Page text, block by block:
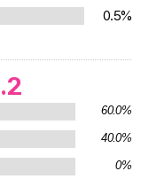
샬럿 브론테의 다른
, 스스로 생활을 꾸려
와 욕구 사이의 갈등.
에서 ‘여자가 한 남자
하는 게 가능한가?’라
19세기라는 점을 감안
인공인 셈이다. 현재
0.5%
60.0%
40.0%
0%